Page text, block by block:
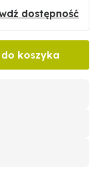
dostępność
koszyka